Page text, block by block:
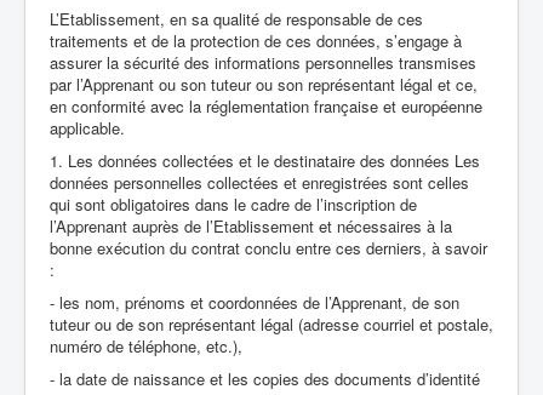
L’Etablissement, en sa qualité de responsable de ces
traitements et de la protection de ces données, s’engage à
assurer la sécurité des informations personnelles transmises
par l’Apprenant ou son tuteur ou son représentant légal et ce,
en conformité avec la réglementation française et européenne
applicable.
1. Les données collectées et le destinataire des données Les
données personnelles collectées et enregistrées sont celles
qui sont obligatoires dans le cadre de l’inscription de
l’Apprenant auprès de l’Etablissement et nécessaires à la
bonne exécution du contrat conclu entre ces derniers, à savoir
:
- les nom, prénoms et coordonnées de l’Apprenant, de son
tuteur ou de son représentant légal (adresse courriel et postale,
numéro de téléphone, etc.),
- la date de naissance et les copies des documents d’identité